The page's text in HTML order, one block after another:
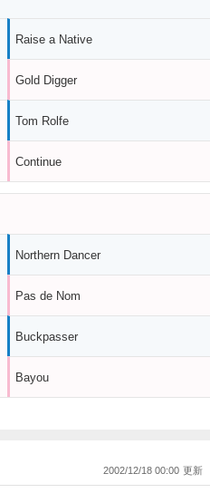
Raise a Native
Gold Digger
Tom Rolfe
Continue
Northern Dancer
Pas de Nom
Buckpasser
Bayou
2002/12/18 00:00